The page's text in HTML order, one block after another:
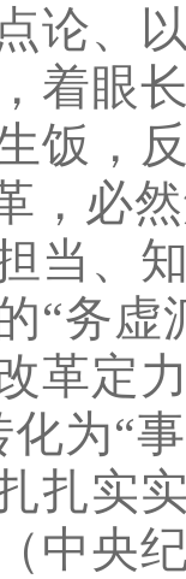
论、
着眼
饭，
，必
当、
“务
革定
为“
扎实
中央